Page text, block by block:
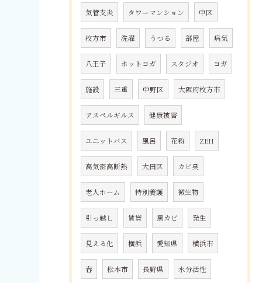
気管支炎 タワーマンション 中区
枚方市 洗濯 うつる 部屋 病気
八王子 ホットヨガ スタジオ ヨガ
施設 三重 中野区 大阪府枚方市
アスペルギルス 健康被害
ユニットバス 風呂 花粉 ZEH
高気密高断熱 大田区 カビ臭
老人ホーム 特別養護 微生物
引っ越し 賃貸 黒カビ 発生
見える化 横浜 愛知県 横浜市
春 松本市 長野県 水分活性